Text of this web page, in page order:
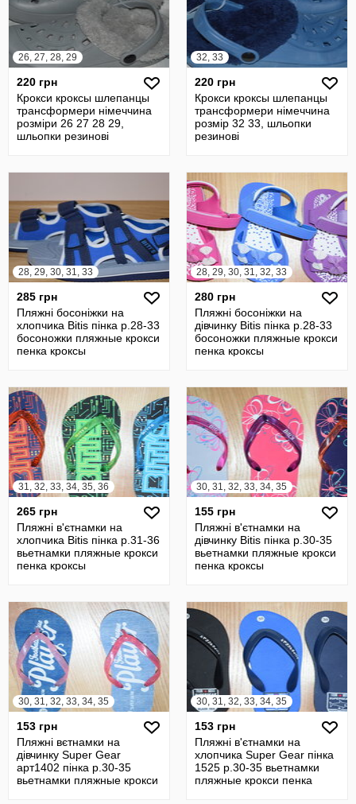
26, 27, 28, 29
220 грн
Крокси кроксы шлепанцы
трансформери німеччина
розміри 26 27 28 29,
шльопки резинові
32, 33
220 грн
Крокси кроксы шлепанцы
трансформери німеччина
розмір 32 33, шльопки
резинові
28, 29, 30, 31, 33
285 грн
Пляжні босоніжки на
хлопчика Bitis пінка р.28-33
босоножки пляжные крокси
пенка кроксы
28, 29, 30, 31, 32, 33
280 грн
Пляжні босоніжки на
дівчинку Bitis пінка р.28-33
босоножки пляжные крокси
пенка кроксы
31, 32, 33, 34, 35, 36
265 грн
Пляжні в'єтнамки на
хлопчика Bitis пінка р.31-36
вьетнамки пляжные крокси
пенка кроксы
30, 31, 32, 33, 34, 35
155 грн
Пляжні в'єтнамки на
дівчинку Bitis пінка р.30-35
вьетнамки пляжные крокси
пенка кроксы
30, 31, 32, 33, 34, 35
153 грн
Пляжні вєтнамки на
дівчинку Super Gear
арт1402 пінка р.30-35
вьетнамки пляжные крокси
30, 31, 32, 33, 34, 35
153 грн
Пляжні в'єтнамки на
хлопчика Super Gear пінка
1525 р.30-35 вьетнамки
пляжные крокси пенка